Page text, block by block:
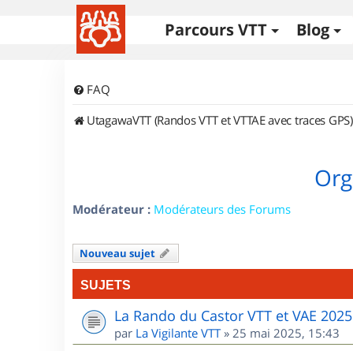
Parcours VTT Blog
FAQ
UtagawaVTT (Randos VTT et VTTAE avec traces GPS)
Modérateur : Modérateurs des Forums
Nouveau sujet
SUJETS
La Rando du Castor VTT et VAE 2025
par La Vigilante VTT» 25 mai 2025, 15:43